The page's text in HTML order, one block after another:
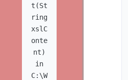
t(St
ring
xslC
onte
nt)
in
C:\W